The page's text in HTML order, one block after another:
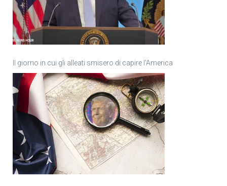
Il giorno in cui gli alleati smisero di capire l’America